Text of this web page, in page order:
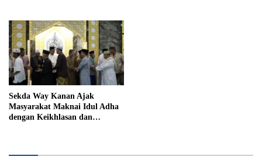
Sekda Way Kanan Ajak
Masyarakat Maknai Idul Adha
dengan Keikhlasan dan